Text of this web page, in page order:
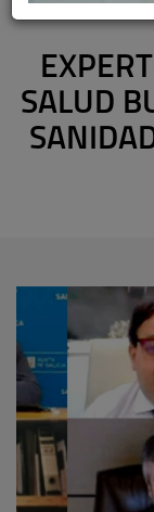
SALUD